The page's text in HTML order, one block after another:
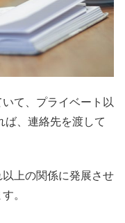
て、プライベート以
ば、連絡先を渡して
上の関係に発展させ
。